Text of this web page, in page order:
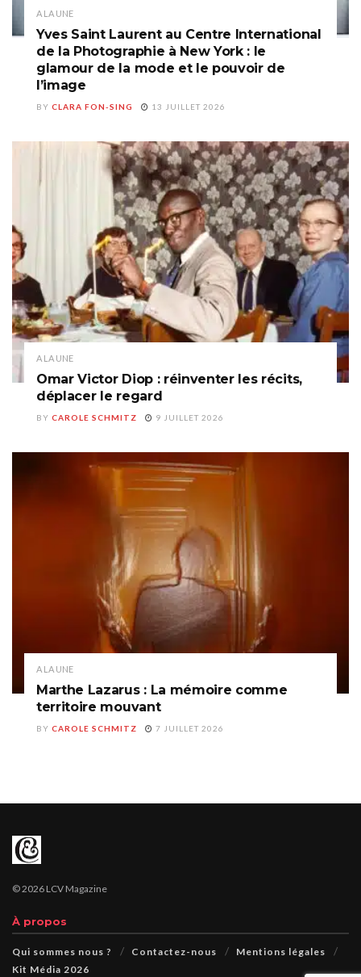
A LA UNE
Yves Saint Laurent au Centre International
de la Photographie à New York : le
glamour de la mode et le pouvoir de
l’image
BY CLARA FON-SING 13 JUILLET 2026
A LA UNE
Omar Victor Diop : réinventer les récits,
déplacer le regard
BY CAROLE SCHMITZ 9 JUILLET 2026
A LA UNE
Marthe Lazarus : La mémoire comme
territoire mouvant
BY CAROLE SCHMITZ 7 JUILLET 2026
© 2026 LCV Magazine
À propos
Qui sommes nous ? Contactez-nous
Mentions légales
Kit Média 2026